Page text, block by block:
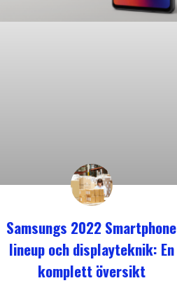
Samsungs 2022 Smartphone
lineup och displayteknik: En
komplett översikt